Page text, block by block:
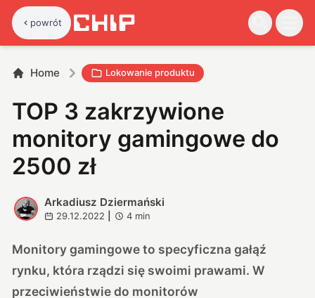
powrót
Home Lokowanie produktu
TOP 3 zakrzywione
monitory gamingowe do
2500 zł
A
Arkadiusz Dziermański
29.12.2022 4 min
Monitory gamingowe to specyficzna gałąź
rynku, która rządzi się swoimi prawami. W
przeciwieństwie do monitorów